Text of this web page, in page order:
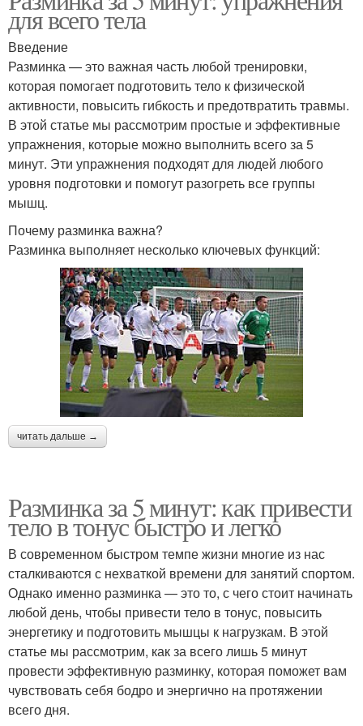
для всего тела
Введение
Разминка — это важная часть любой тренировки,
которая помогает подготовить тело к физической
активности, повысить гибкость и предотвратить травмы.
В этой статье мы рассмотрим простые и эффективные
упражнения, которые можно выполнить всего за 5
минут. Эти упражнения подходят для людей любого
уровня подготовки и помогут разогреть все группы
мышц.
Почему разминка важна?
Разминка выполняет несколько ключевых функций:
читать дальше →
Разминка за 5 минут: как привести
тело в тонус быстро и легко
В современном быстром темпе жизни многие из нас
сталкиваются с нехваткой времени для занятий спортом.
Однако именно разминка — это то, с чего стоит начинать
любой день, чтобы привести тело в тонус, повысить
энергетику и подготовить мышцы к нагрузкам. В этой
статье мы рассмотрим, как за всего лишь 5 минут
провести эффективную разминку, которая поможет вам
чувствовать себя бодро и энергично на протяжении
всего дня.